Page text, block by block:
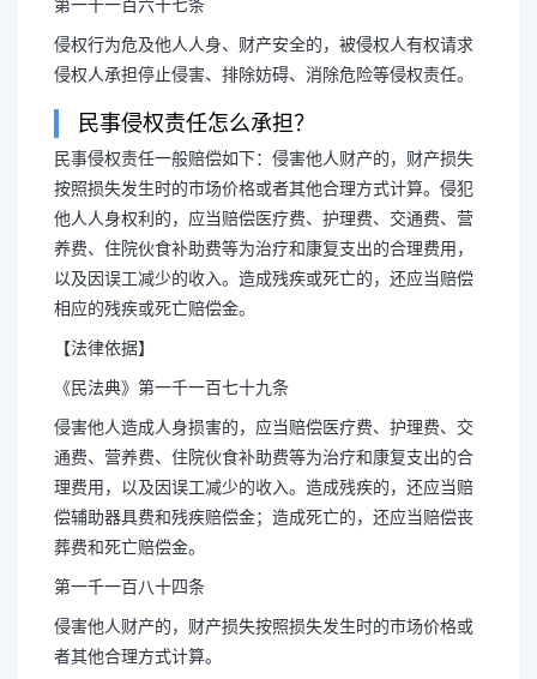
第一千一百六十七条
侵权行为危及他人人身、财产安全的，被侵权人有权请求
侵权人承担停止侵害、排除妨碍、消除危险等侵权责任。
民事侵权责任怎么承担？
民事侵权责任一般赔偿如下：侵害他人财产的，财产损失
按照损失发生时的市场价格或者其他合理方式计算。侵犯
他人人身权利的，应当赔偿医疗费、护理费、交通费、营
养费、住院伙食补助费等为治疗和康复支出的合理费用，
以及因误工减少的收入。造成残疾或死亡的，还应当赔偿
相应的残疾或死亡赔偿金。
【法律依据】
《民法典》第一千一百七十九条
侵害他人造成人身损害的，应当赔偿医疗费、护理费、交
通费、营养费、住院伙食补助费等为治疗和康复支出的合
理费用，以及因误工减少的收入。造成残疾的，还应当赔
偿辅助器具费和残疾赔偿金；造成死亡的，还应当赔偿丧
葬费和死亡赔偿金。
第一千一百八十四条
侵害他人财产的，财产损失按照损失发生时的市场价格或
者其他合理方式计算。